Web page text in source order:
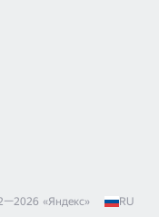
2026 «Яндекс» RU